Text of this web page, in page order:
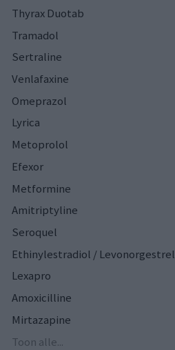
Thyrax Duotab
Tramadol
Sertraline
Venlafaxine
Omeprazol
Lyrica
Metoprolol
Efexor
Metformine
Amitriptyline
Seroquel
Ethinylestradiol / Levonorgestrel
Lexapro
Amoxicilline
Mirtazapine
Toon alle...